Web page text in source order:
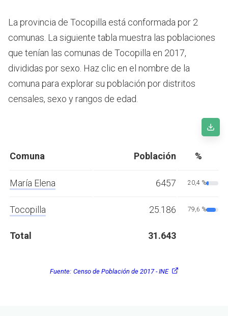
La provincia de Tocopilla está conformada por 2
comunas. La siguiente tabla muestra las poblaciones
que tenían las comunas de Tocopilla en 2017,
divididas por sexo. Haz clic en el nombre de la
comuna para explorar su población por distritos
censales, sexo y rangos de edad.
Comuna Población %
María Elena 6457 20,4 %
Tocopilla 25.186 79,6 %
Total 31.643
Fuente: Censo de Población de 2017 - INE